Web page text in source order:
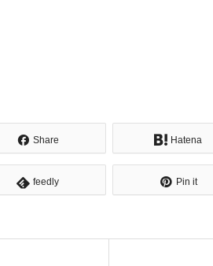
Share Hatena
feedly Pin it